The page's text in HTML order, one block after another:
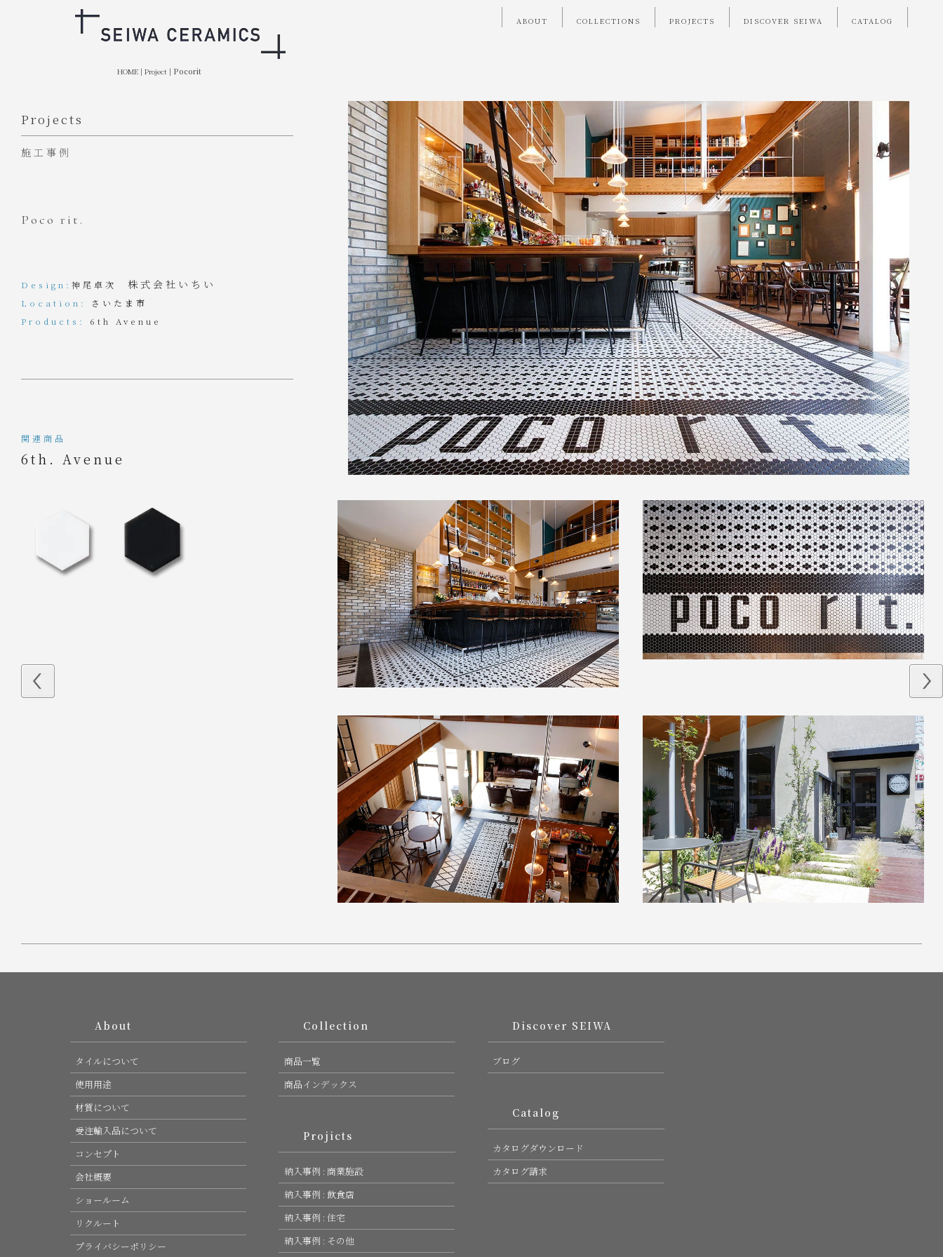
ABOUT COLLECTIONS PROJECTS DISCOVER SEIWA CATALOG
HOME |Project | Pocorit
Projects
施工事例
Poco rit.
Design: 神尾卓次 株式会社いちい
Location:
さいたま市
Products:
6th Avenue
関連商品
6th. Avenue
About
タイルについて
使用用途
材質について
受注輸入品について
コンセプト
会社概要
ショールーム
リクルート
プライバシーポリシー
Collection
商品一覧
商品インデックス
Projicts
納入事例 : 商業施設
納入事例 : 飲食店
納入事例 : 住宅
納入事例 : その他
Discover SEIWA
ブログ
Catalog
カタログダウンロード
カタログ請求
PAGE TOP